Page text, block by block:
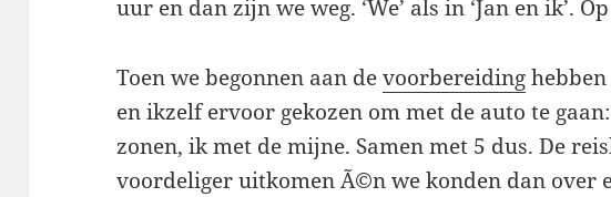
uur en dan zijn we weg. ‘We’ als in ‘Jan en ik’.
Toen we begonnen aan devoorbereiding
en ikzelf ervoor gekozen om met de auto te
zonen, ik met de mijne. Samen met 5 dus. De
voordeliger uitkomen Ã©n we konden dan over